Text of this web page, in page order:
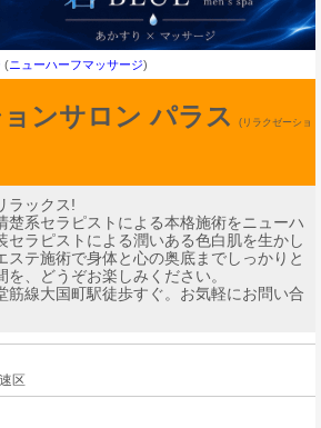
(ニューハーフマッサージ)
ンサロン パラス (リラクゼーショ
ラックス!
楚系セラピストによる本格施術をニューハ
セラピストによる潤いある色白肌を生かし
ステ施術で身体と心の奥底までしっかりと
、どうぞお楽しみください。
筋線大国町駅徒歩すぐ。お気軽にお問い合
区